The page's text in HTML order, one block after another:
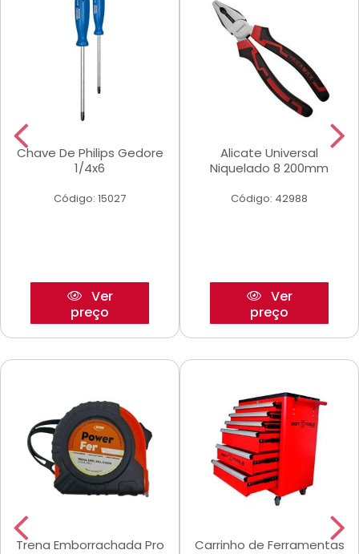
Chave De Philips Gedore
1/4x6
Código: 15027
Ver
preço
Alicate Universal
Niquelado 8 200mm
Código: 42988
Ver
preço
Trena Emborrachada Pro
Carrinho de Ferramentas